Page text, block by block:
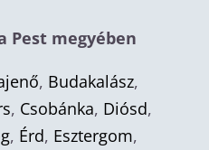
Pest megyében
, Budakalász,
, Csobánka, Diósd,
, Érd, Esztergom,